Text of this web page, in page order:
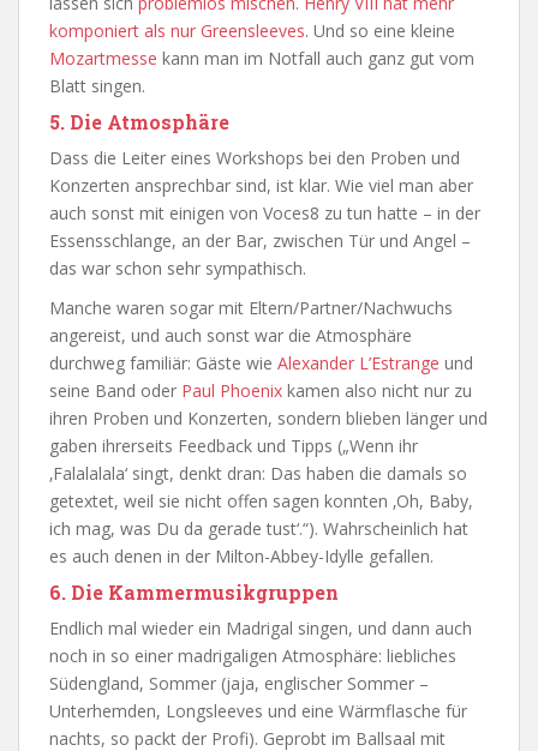
komponiert als nur Greensleeves. Und so eine kleine
Mozartmesse kann man im Notfall auch ganz gut vom
Blatt singen.
5. Die Atmosphäre
Dass die Leiter eines Workshops bei den Proben und
Konzerten ansprechbar sind, ist klar. Wie viel man aber
auch sonst mit einigen von Voces8 zu tun hatte – in der
Essensschlange, an der Bar, zwischen Tür und Angel –
das war schon sehr sympathisch.
Manche waren sogar mit Eltern/Partner/Nachwuchs
angereist, und auch sonst war die Atmosphäre
durchweg familiär: Gäste wie Alexander L’Estrange und
seine Band oder Paul Phoenix kamen also nicht nur zu
ihren Proben und Konzerten, sondern blieben länger und
gaben ihrerseits Feedback und Tipps („Wenn ihr
‚Falalalala‘ singt, denkt dran: Das haben die damals so
getextet, weil sie nicht offen sagen konnten ‚Oh, Baby,
ich mag, was Du da gerade tust‘.“). Wahrscheinlich hat
es auch denen in der Milton-Abbey-Idylle gefallen.
6. Die Kammermusikgruppen
Endlich mal wieder ein Madrigal singen, und dann auch
noch in so einer madrigaligen Atmosphäre: liebliches
Südengland, Sommer (jaja, englischer Sommer –
Unterhemden, Longsleeves und eine Wärmflasche für
nachts, so packt der Profi). Geprobt im Ballsaal mit